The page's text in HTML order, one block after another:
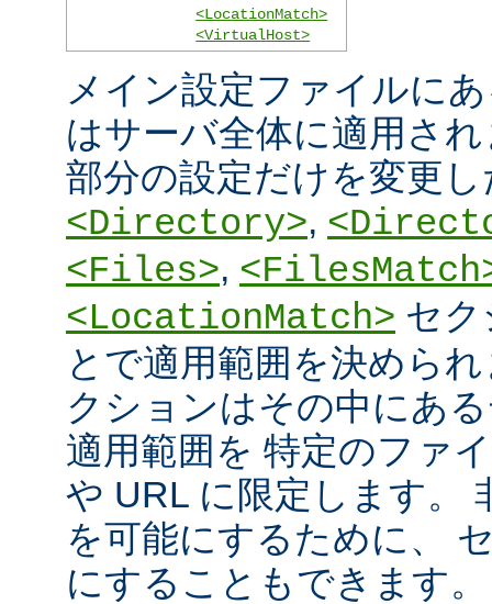
<LocationMatch>
<VirtualHost>
メイン設定ファイルに
はサーバ全体に適用さ
部分の設定だけを変更
<Directory>,
<Files>,
<LocationMatch> セ
とで適用範囲を決めら
クションはその中にあ
適用範囲を 特定のファ
や URL に限定します。
を可能にするために、
にすることもできます。